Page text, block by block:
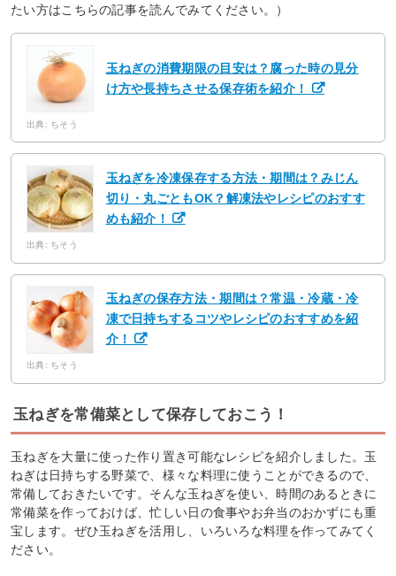
たい方はこちらの記事を読んでみてください。）
玉ねぎの消費期限の目安は？腐った時の見分
け方や長持ちさせる保存術を紹介！
出典: ちそう
玉ねぎを冷凍保存する方法・期間は？みじん
切り・丸ごともOK？解凍法やレシピのおすす
めも紹介！
出典: ちそう
玉ねぎの保存方法・期間は？常温・冷蔵・冷
凍で日持ちするコツやレシピのおすすめを紹
介！
出典: ちそう
玉ねぎを常備菜として保存しておこう！
玉ねぎを大量に使った作り置き可能なレシピを紹介しました。玉
ねぎは日持ちする野菜で、様々な料理に使うことができるので、
常備しておきたいです。そんな玉ねぎを使い、時間のあるときに
常備菜を作っておけば、忙しい日の食事やお弁当のおかずにも重
宝します。ぜひ玉ねぎを活用し、いろいろな料理を作ってみてく
ださい。